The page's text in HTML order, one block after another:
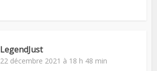
LegendJust
22 décembre 2021 à 18 h 48 min